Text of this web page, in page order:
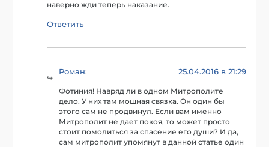
наверно жди теперь наказание.
Ответить
Роман: 25.04.2016 в 21:29
Фотиния! Навряд ли в одном Митрополите
дело. У них там мощная связка. Он один бы
этого сам не продвинул. Если вам именно
Митрополит не дает покоя, то может просто
стоит помолиться за спасение его души? И да,
сам митрополит упомянут в данной статье один